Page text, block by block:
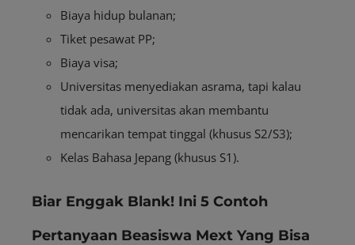
Biaya hidup bulanan;
Tiket pesawat PP;
Biaya visa;
Universitas menyediakan asrama, tapi kalau
tidak ada, universitas akan membantu
mencarikan tempat tinggal (khusus S2/S3);
Kelas Bahasa Jepang (khusus S1).
Biar Enggak Blank! Ini 5 Contoh
Pertanyaan Beasiswa Mext Yang Bisa